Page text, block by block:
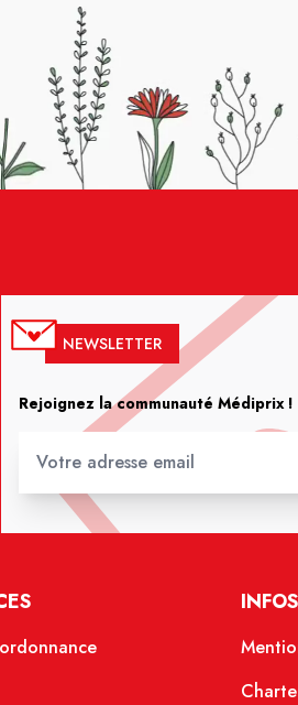
NEWSLETTER
Rejoignez la communauté Médiprix !